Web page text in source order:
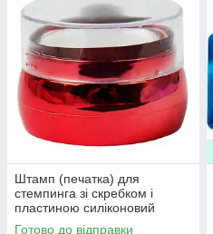
Штамп (печатка) для
стемпинга зі скребком і
пластиною силіконовий
широкий. 3,5 см. х 4.2 см
Готово до відправки